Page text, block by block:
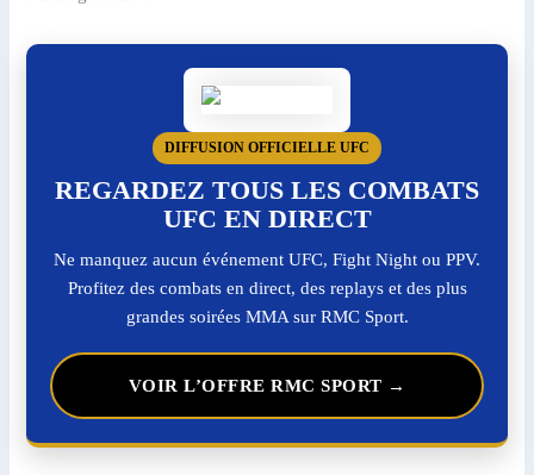
DIFFUSION OFFICIELLE UFC
REGARDEZ TOUS LES COMBATS
UFC EN DIRECT
Ne manquez aucun événement UFC, Fight Night ou PPV.
Profitez des combats en direct, des replays et des plus
grandes soirées MMA sur RMC Sport.
VOIR L’OFFRE RMC SPORT →